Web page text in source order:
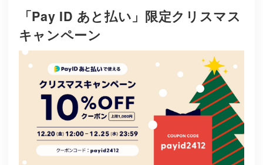
「Pay ID あと払い」限定クリスマス
キャンペーン